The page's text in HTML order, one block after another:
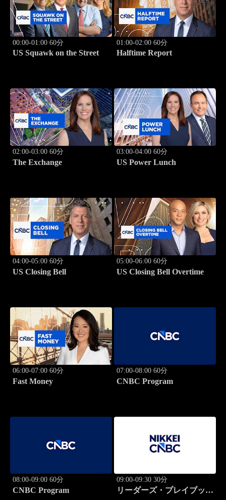
00:00-01:00 60分
US Squawk on the Street
01:00-02:00 60分
Halftime Report
02:00-03:00 60分
The Exchange
03:00-04:00 60分
US Power Lunch
04:00-05:00 60分
US Closing Bell
05:00-06:00 60分
US Closing Bell Overtime
06:00-07:00 60分
Fast Money
07:00-08:00 60分
CNBC Program
08:00-09:00 60分
CNBC Program
09:00-09:30 30分
リーダーズ・プレイブック